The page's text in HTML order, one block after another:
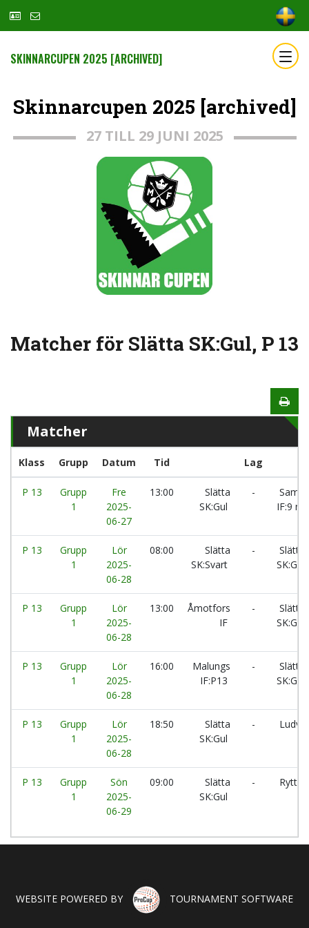
SKINNARCUPEN 2025 [ARCHIVED]
Skinnarcupen 2025 [archived]
27 TILL 29 JUNI 2025
Matcher för Slätta SK:Gul, P 13
Matcher
Klass Grupp Datum Tid Lag
P 13
Grupp
1
Fre
2025-
06-27
13:00
Slätta
SK:Gul
-
IF:9
P 13
Grupp
1
Lör
2025-
06-28
08:00
Slätta
SK:Svart
-
Slätta
SK:Gul
P 13
Grupp
1
Lör
2025-
06-28
13:00
Åmotfors
IF
-
Slätta
SK:Gul
P 13
Grupp
1
Lör
2025-
06-28
16:00
Malungs
IF:P13
-
Slätta
SK:Gul
P 13
Grupp
1
Lör
2025-
06-28
18:50
Slätta
SK:Gul
-
P 13
Grupp
1
Sön
2025-
06-29
09:00
Slätta
SK:Gul
-
WEBSITE POWERED BY TOURNAMENT SOFTWARE